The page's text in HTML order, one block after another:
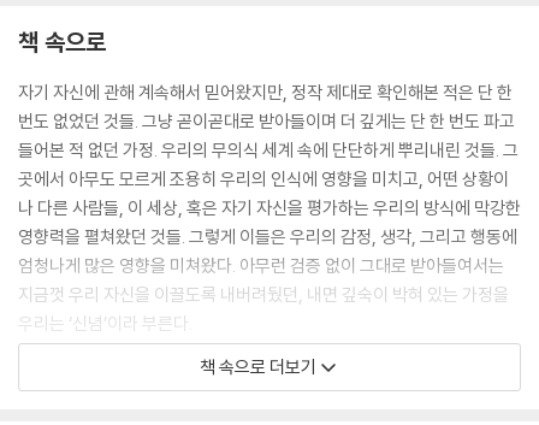
책 속으로
자기 자신에 관해 계속해서 믿어왔지만, 정작 제대로 확인해본 적은 단 한
번도 없었던 것들. 그냥 곧이곧대로 받아들이며 더 깊게는 단 한 번도 파고
들어본 적 없던 가정. 우리의 무의식 세계 속에 단단하게 뿌리내린 것들. 그
곳에서 아무도 모르게 조용히 우리의 인식에 영향을 미치고, 어떤 상황이
나 다른 사람들, 이 세상, 혹은 자기 자신을 평가하는 우리의 방식에 막강한
영향력을 펼쳐왔던 것들. 그렇게 이들은 우리의 감정, 생각, 그리고 행동에
엄청나게 많은 영향을 미쳐왔다. 아무런 검증 없이 그대로 받아들여서는
지금껏 우리 자신을 이끌도록 내버려뒀던, 내면 깊숙이 박혀 있는 가정을
우리는 ‘신념’이라 부른다.
---「1장 내 안의 신념을 들여다보는 법」중에서
책 속으로 더보기